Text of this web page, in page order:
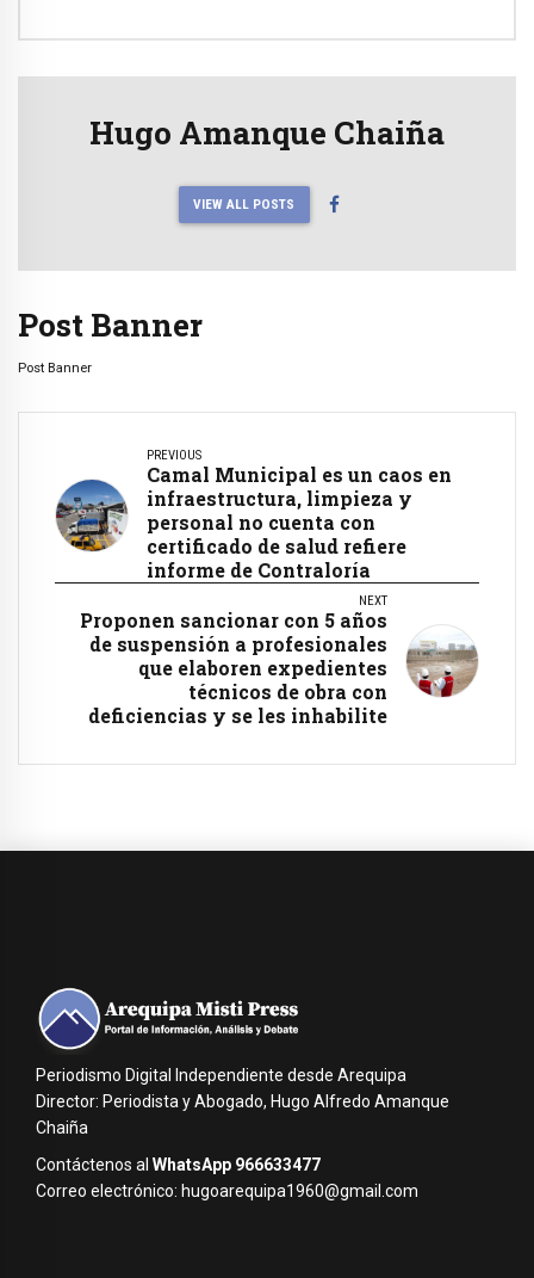
Hugo Amanque Chaiña
VIEW ALL POSTS
Post Banner
Post Banner
PREVIOUS
Camal Municipal es un caos en
infraestructura, limpieza y
personal no cuenta con
certificado de salud refiere
informe de Contraloría
NEXT
Proponen sancionar con 5 años
de suspensión a profesionales
que elaboren expedientes
técnicos de obra con
deficiencias y se les inhabilite
Periodismo Digital Independiente desde Arequipa
Director: Periodista y Abogado, Hugo Alfredo Amanque
Chaiña
Contáctenos al WhatsApp 966633477
Correo electrónico: hugoarequipa1960@gmail.com